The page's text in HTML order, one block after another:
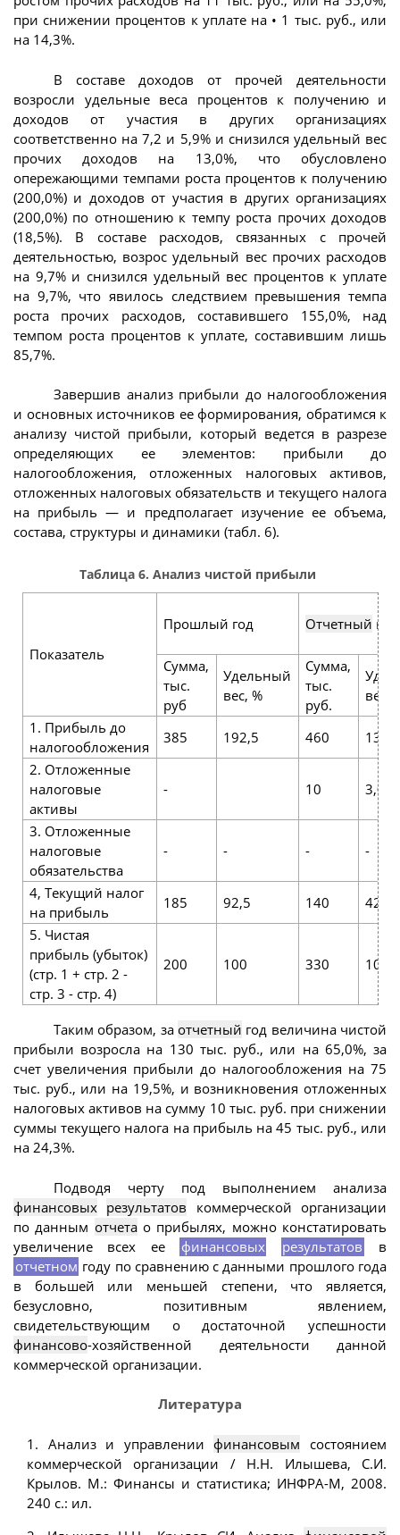
при снижении процентов к уплате на • 1 тыс. руб., или
на 14,3%.
В составе доходов от прочей деятельности
возросли удельные веса процентов к получению и
доходов от участия в других организациях
соответственно на 7,2 и 5,9% и снизился удельный вес
прочих доходов на 13,0%, что обусловлено
опережающими темпами роста процентов к получению
(200,0%) и доходов от участия в других организациях
(200,0%) по отношению к темпу роста прочих доходов
(18,5%). В составе расходов, связанных с прочей
деятельностью, возрос удельный вес прочих расходов
на 9,7% и снизился удельный вес процентов к уплате
на 9,7%, что явилось следствием превышения темпа
роста прочих расходов, составившего 155,0%, над
темпом роста процентов к уплате, составившим лишь
85,7%.
Завершив анализ прибыли до налогообложения
и основных источников ее формирования, обратимся к
анализу чистой прибыли, который ведется в разрезе
определяющих ее элементов: прибыли до
налогообложения, отложенных налоговых активов,
отложенных налоговых обязательств и текущего налога
на прибыль — и предполагает изучение ее объема,
состава, структуры и динамики (табл. 6).
Таблица 6. Анализ чистой прибыли
Показатель
Прошлый год Отчетный год
Сумма,
тыс.
руб
Удельный
вес, %
Сумма,
тыс.
руб.
вес,
1. Прибыль до
налогообложения
385 192,5 460
139,4
2. Отложенные
налоговые
активы
- 10 3,0
3. Отложенные
налоговые
обязательства
- - - -
4, Текущий налог
на прибыль
185 92,5 140
42,4
5. Чистая
прибыль (убыток)
(стр. 1 + стр. 2 -
стр. 3 - стр. 4)
200 100 330 100
Таким образом, за отчетный год величина чистой
прибыли возросла на 130 тыс. руб., или на 65,0%, за
счет увеличения прибыли до налогообложения на 75
тыс. руб., или на 19,5%, и возникновения отложенных
налоговых активов на сумму 10 тыс. руб. при снижении
суммы текущего налога на прибыль на 45 тыс. руб., или
на 24,3%.
Подводя черту под выполнением анализа
финансовых результатов коммерческой организации
по данным отчетао прибылях, можно констатировать
увеличение всех ее
финансовых результатов
в
отчетном году по сравнению с данными прошлого года
в большей или меньшей степени, что является,
безусловно, позитивным явлением,
свидетельствующим о достаточной успешности
финансово-хозяйственной деятельности данной
коммерческой организации.
Литература
1. Анализ и управлениифинансовым состоянием
коммерческой организации / Н.Н. Илышева, С.И.
Крылов. М.: Финансы и статистика; ИНФРА-М, 2008.
240 с.: ил.